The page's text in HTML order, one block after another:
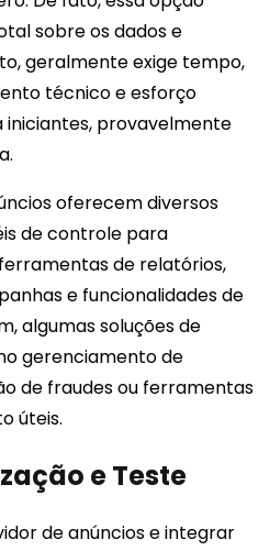
sobre os dados e
geralmente exige tempo,
técnico e esforço
iniciantes, provavelmente
oferecem diversos
de controle para
de relatórios,
e funcionalidades de
algumas soluções de
gerenciamento de
de fraudes ou ferramentas
úteis.
e Teste
de anúncios e integrar